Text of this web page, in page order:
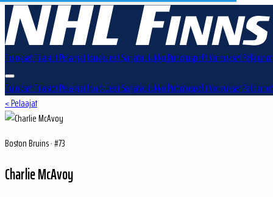
TuloksetTilastotPelaajatJoukkueetSarjataulukkoPudotuspelitVarauksetPalkinnot
TuloksetTilastotPelaajatJoukkueetSarjataulukkoPudotuspelitVarauksetPalkinnot
< Pelaajat
Boston Bruins · #73
Charlie McAvoy